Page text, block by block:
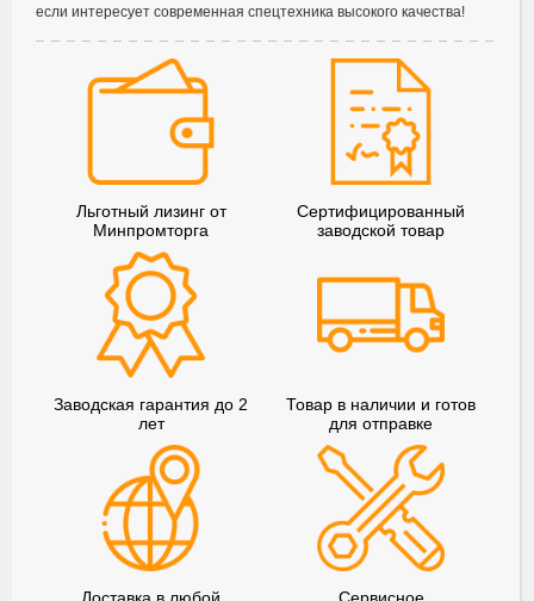
если интересует современная спецтехника высокого качества!
Льготный лизинг от
Минпромторга
Сертифицированный
заводской товар
Заводская гарантия до 2
лет
Товар в наличии и готов
для отправке